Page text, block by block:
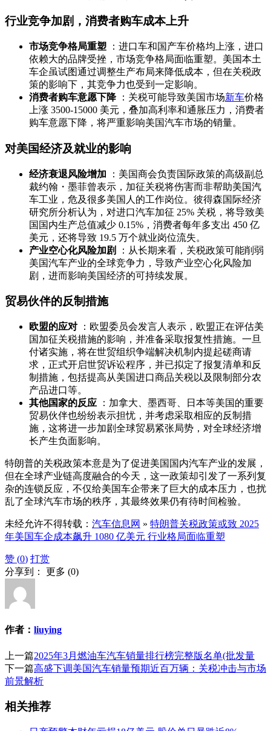
行业竞争加剧，消费者购车成本上升
市场竞争格局重塑 ：进口车和国产车价格均上涨，进口
依赖大的品牌受挫，市场竞争格局面临重塑。美国本土
车企虽试图通过调整生产布局来降低成本，但在关税政
策的影响下，其竞争力也受到一定影响。
消费者购车意愿下降：关税可能导致美国市场新车价格
上涨 3500-15000 美元，叠加高利率和通胀压力，消费者
购车意愿下降，将严重影响美国汽车市场的销量。
对美国经济及就业的影响
经济衰退风险增加 ：美国商会负责国际政策的高级副总
裁约翰・墨菲曾表示，加征关税将伤害而非帮助美国汽
车工业，危及很多美国人的工作岗位。彼得森国际经济
研究所分析认为，对进口汽车加征 25% 关税，将导致美
国国内生产总值减少 0.15%，消费者每年多支出 450 亿
美元，还将导致 19.5 万个就业岗位流失。
产业空心化风险加剧
：从长期来看，关税政策可能削弱
美国汽车产业的全球竞争力，导致产业空心化风险加
剧，进而影响美国经济的可持续发展。
贸易伙伴的反制措施
欧盟的应对 ：欧盟委员会发言人表示，欧盟正在评估美
国加征关税措施的影响，并准备采取报复性措施。一旦
付诸实施，将在世贸组织争端解决机制内提起磋商请
求，正式开启世贸诉讼程序，并已拟定了报复清单和反
制措施，包括提高从美国进口商品关税以及限制部分农
产品进口等。
其他国家的反应 ：加拿大、墨西哥、日本等美国的重要
贸易伙伴也纷纷表示担忧，并考虑采取相应的反制措
施，这将进一步加剧全球贸易紧张局势，对全球经济增
长产生负面影响。
特朗普的关税政策本意是为了促进美国国内汽车产业的发展，
但在全球产业链高度融合的今天，这一政策却引发了一系列复
杂的连锁反应，不仅给美国车企带来了巨大的成本压力，也扰
乱了全球汽车市场的秩序，其最终效果仍有待时间检验。
未经允许不得转载： 汽车信息网 » 特朗普关税政策或致 2025
年美国车企成本飙升 1080 亿美元 行业格局面临重塑
赞 (0) 打赏
分享到： 更多 (0)
作者： liuying
上一篇2025年3月燃油车汽车销量排行榜完整版名单(批发量
下一篇高盛下调美国汽车销量预期近百万辆：关税冲击与市场
前景解析
相关推荐